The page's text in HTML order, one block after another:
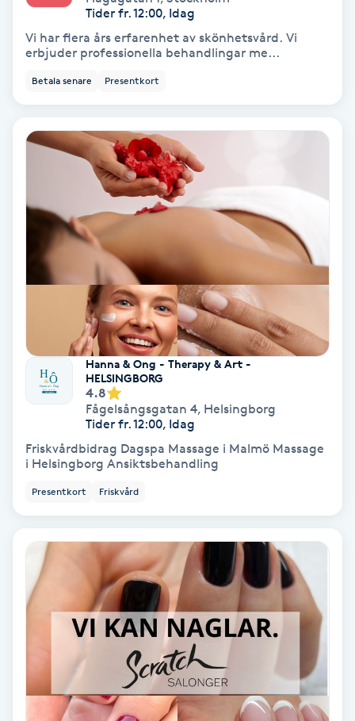
Regndroppsmassage
Reiki
Reiki massage
Restorative Yoga
Rosacea
Rosenmetoden
Ryggmassage
Samtalsterapi
Shiatsu
Singelfransar
Sjukgymnastik
Skalpmassage
Skinbooster
Sklerosering
Tider fr. 12:00, Idag
Vi har flera års erfarenhet av skönhetsvård. Vi
erbjuder professionella behandlingar me...
Betala senare Presentkort
Hanna & Ong - Therapy & Art -
HELSINGBORG
4.8
Fågelsångsgatan 4, Helsingborg
Tider fr. 12:00, Idag
Friskvårdbidrag Dagspa Massage i Malmö Massage
i Helsingborg Ansiktsbehandling
Presentkort Friskvård